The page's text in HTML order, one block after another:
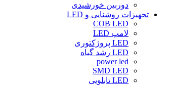
دوربین خورشیدی
تجهیزات روشنایی و LED
COB LED
لامپ LED
LED پروژکتوری
LED رشد گیاه
power led
SMD LED
LED تابلویی